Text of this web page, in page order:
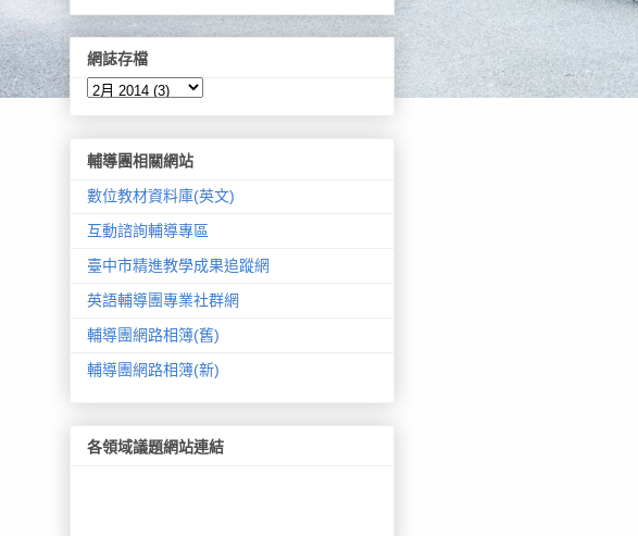
網誌存檔
輔導團相關網站
數位教材資料庫(英文)
互動諮詢輔導專區
臺中市精進教學成果追蹤網
英語輔導團專業社群網
輔導團網路相簿(舊)
輔導團網路相簿(新)
各領域議題網站連結